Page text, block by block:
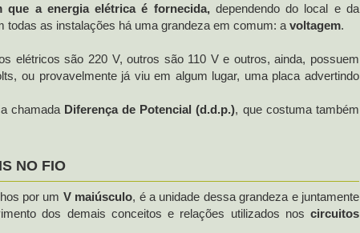
que a energia elétrica é fornecida, dependendo do local e da
todas as instalações há uma grandeza em comum: a voltagem.
elétricos são 220 V, outros são 110 V e outros, ainda, possuem
ou provavelmente já viu em algum lugar, uma placa advertindo
chamada Diferença de Potencial (d.d.p.), que costuma também
NO FIO
por um V maiúsculo, é a unidade dessa grandeza e juntamente
dos demais conceitos e relações utilizados nos circuitos